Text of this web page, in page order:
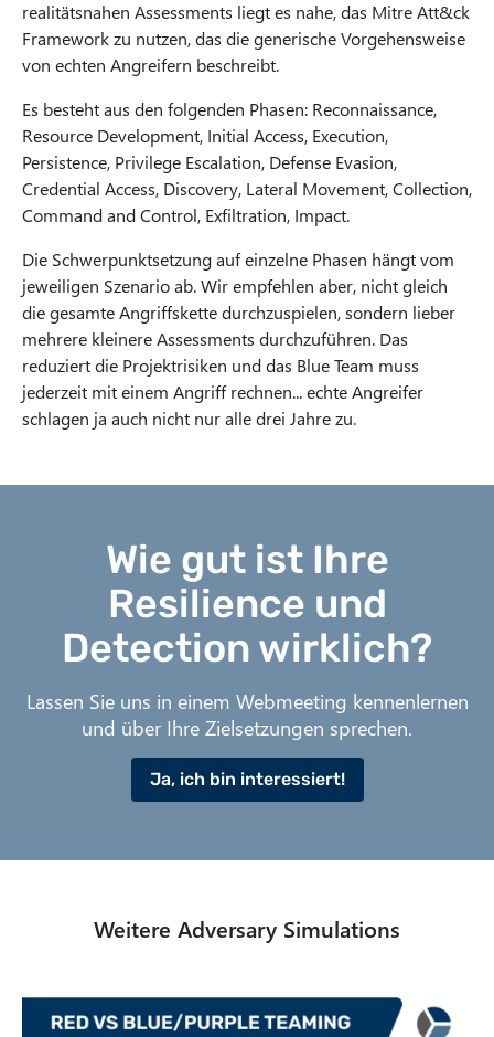
realitätsnahen Assessments liegt es nahe, das Mitre Att&ck
Framework zu nutzen, das die generische Vorgehensweise
von echten Angreifern beschreibt.
Es besteht aus den folgenden Phasen: Reconnaissance,
Resource Development, Initial Access, Execution,
Persistence, Privilege Escalation, Defense Evasion,
Credential Access, Discovery, Lateral Movement, Collection,
Command and Control, Exfiltration, Impact.
Die Schwerpunktsetzung auf einzelne Phasen hängt vom
jeweiligen Szenario ab. Wir empfehlen aber, nicht gleich
die gesamte Angriffskette durchzuspielen, sondern lieber
mehrere kleinere Assessments durchzuführen. Das
reduziert die Projektrisiken und das Blue Team muss
jederzeit mit einem Angriff rechnen... echte Angreifer
schlagen ja auch nicht nur alle drei Jahre zu.
Wie gut ist Ihre
Resilience und
Detection wirklich?
Lassen Sie uns in einem Webmeeting kennenlernen
und über Ihre Zielsetzungen sprechen.
Ja, ich bin interessiert!
Weitere Adversary Simulations